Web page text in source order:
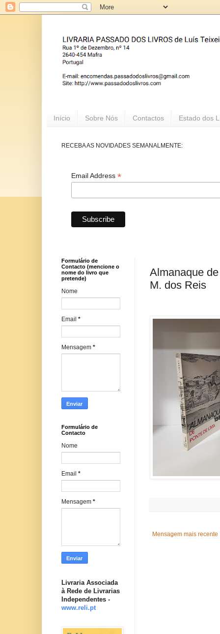
Início Sobre Nós Contactos Estado dos
RECEBA AS NOVIDADES SEMANALMENTE:
Email Address *
Almanaque
M. dos Reis
Mensagem mais recente
Formulário de
Contacto (mencione o
nome do livro que
pretende)
Nome
Email *
Mensagem *
Formulário de
Contacto
Nome
Email *
Mensagem *
Livraria Associada
à Rede de Livrarias
Independentes -
www.reli.pt